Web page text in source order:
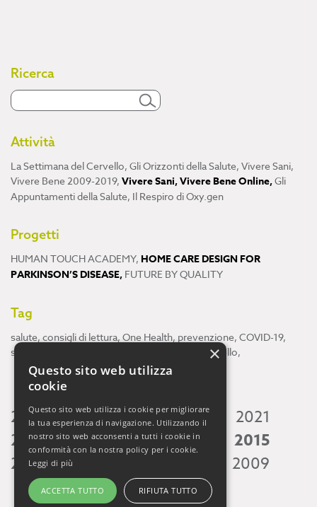
Ricerca
Attività
La Settimana del Cervello, Gli Orizzonti della Salute, Vivere Sani,
Vivere Bene 2009-2019, Vivere Sani, Vivere Bene Online,Gli
Appuntamenti della Salute, Il Respiro di Oxy.gen
Progetti
HUMAN TOUCH ACADEMY, HOME CARE DESIGN FOR
PARKINSON’S DISEASE, FUTURE BY QUALITY
Tag
salute, consigli di lettura, One Health, prevenzione, COVID-19,
scienza
cervello,
2026 2025 2024 2023 2022
2021
2020 2019 2018 2017 2016
2015
2014 2013 2009
×
Questo sito web utilizza
cookie
Questo sito web utilizza i cookie per migliorare
la tua esperienza di navigazione. Utilizzando il
nostro sito web acconsenti a tutti i cookie in
conformità con la nostra policy per i cookie.
Leggi di più
ACCETTA TUTTO RIFIUTA TUTTO